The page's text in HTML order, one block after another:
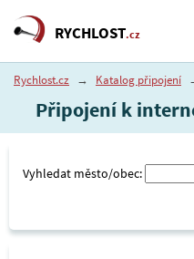
RYCHLOST.cz
Rychlost.cz → Katalog připojení
Připojení k
Vyhledat město/obec: